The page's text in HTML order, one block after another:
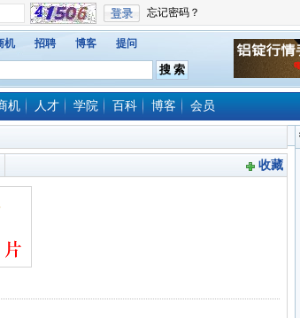
机 招聘 博客 提问
机 人才 学院 百科 博客 会员
收藏